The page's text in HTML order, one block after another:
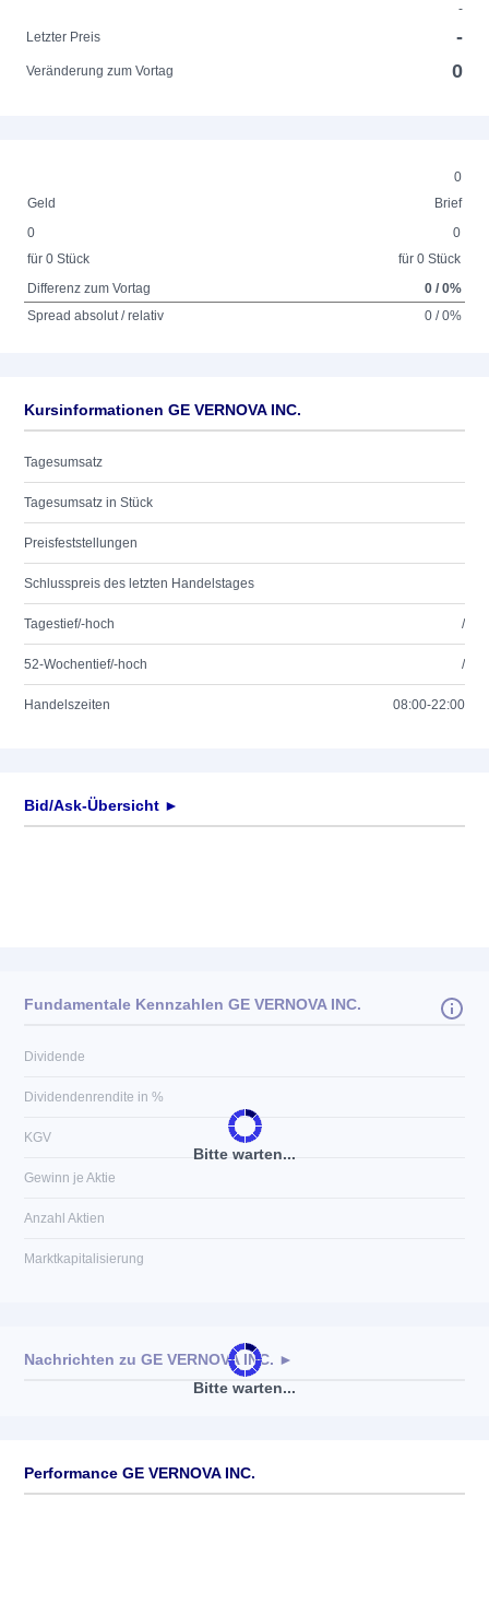
-
Letzter Preis
-
Veränderung zum Vortag 0
0
Geld
Brief
0
für 0 Stück
0
für 0 Stück
Differenz zum Vortag
0 / 0%
Spread absolut / relativ
0 / 0%
Kursinformationen GE VERNOVA INC.
Tagesumsatz
Tagesumsatz in Stück
Preisfeststellungen
Schlusspreis des letzten Handelstages
Tagestief/-hoch /
52-Wochentief/-hoch /
Handelszeiten 08:00-22:00
Bid/Ask-Übersicht ►
Bitte warten...
Fundamentale Kennzahlen GE VERNOVA INC.
Dividende
Dividendenrendite in %
KGV
Gewinn je Aktie
Anzahl Aktien
Marktkapitalisierung
Bitte warten...
Nachrichten zu GE VERNOVA INC. ►
Performance GE VERNOVA INC.